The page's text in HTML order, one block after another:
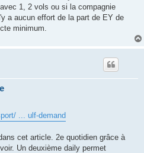
1, 2 vols ou si la compagnie
a aucun effort de la part de EY de
minimum.
... ulf-demand
cet article. 2e quotidien grâce à
Un deuxième daily permet